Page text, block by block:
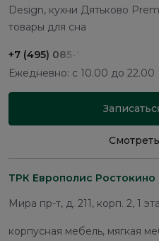
Design, кухни Дятьково
товары для сна
+7 (495) 085-75-91
Ежедневно: с 10.00 до 22.00
ТРК Европолис Ростокино
Мира пр-т, д. 211, корп. 2, 1
корпусная мебель, мягкая